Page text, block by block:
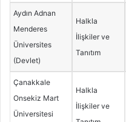
Aydın Adnan
Menderes
Üniversites
(Devlet)
Halkla
İlişkiler ve
Tanıtım
Çanakkale
Onsekiz Mart
Üniversitesi
Halkla
İlişkiler ve